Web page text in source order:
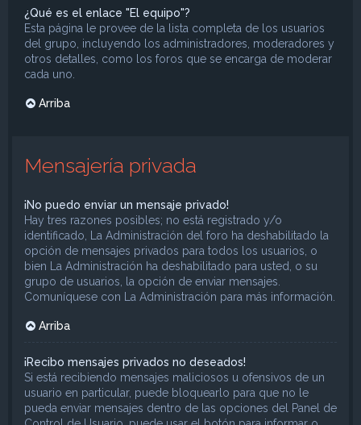
¿Qué es el enlace "El equipo"?
Esta página le provee de la lista completa de los usuarios
del grupo, incluyendo los administradores, moderadores y
otros detalles, como los foros que se encarga de moderar
cada uno.
Arriba
Mensajería privada
¡No puedo enviar un mensaje privado!
Hay tres razones posibles; no está registrado y/o
identificado, La Administración del foro ha deshabilitado la
opción de mensajes privados para todos los usuarios, o
bien La Administración ha deshabilitado para usted, o su
grupo de usuarios, la opción de enviar mensajes.
Comuníquese con La Administración para más información.
Arriba
¡Recibo mensajes privados no deseados!
Si está recibiendo mensajes maliciosos u ofensivos de un
usuario en particular, puede bloquearlo para que no le
pueda enviar mensajes dentro de las opciones del Panel de